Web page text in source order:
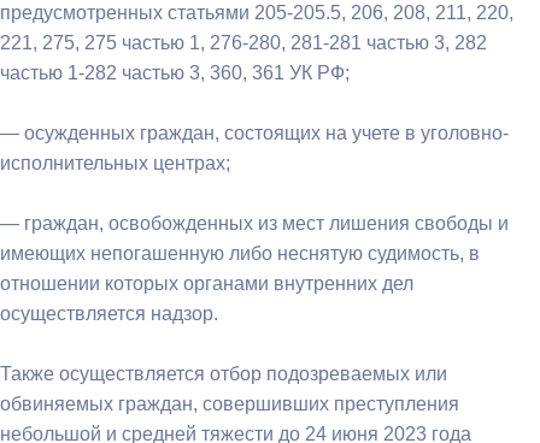
предусмотренных статьями 205-205.5, 206, 208, 211, 220,
221, 275, 275 частью 1, 276-280, 281-281 частью 3, 282
частью 1-282 частью 3, 360, 361 УК РФ;
— осужденных граждан, состоящих на учете в уголовно-
исполнительных центрах;
— граждан, освобожденных из мест лишения свободы и
имеющих непогашенную либо неснятую судимость, в
отношении которых органами внутренних дел
осуществляется надзор.
Также осуществляется отбор подозреваемых или
обвиняемых граждан, совершивших преступления
небольшой и средней тяжести до 24 июня 2023 года